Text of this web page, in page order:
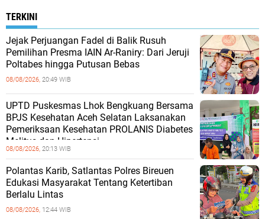
TERKINI
Jejak Perjuangan Fadel di Balik Rusuh
Pemilihan Presma IAIN Ar-Raniry: Dari Jeruji
Poltabes hingga Putusan Bebas
08/08/2026, 20:49 WIB
UPTD Puskesmas Lhok Bengkuang Bersama
BPJS Kesehatan Aceh Selatan Laksanakan
Pemeriksaan Kesehatan PROLANIS Diabetes
Melitus dan Hipertensi
08/08/2026, 20:13 WIB
Polantas Karib, Satlantas Polres Bireuen
Edukasi Masyarakat Tentang Ketertiban
Berlalu Lintas
08/08/2026, 12:44 WIB